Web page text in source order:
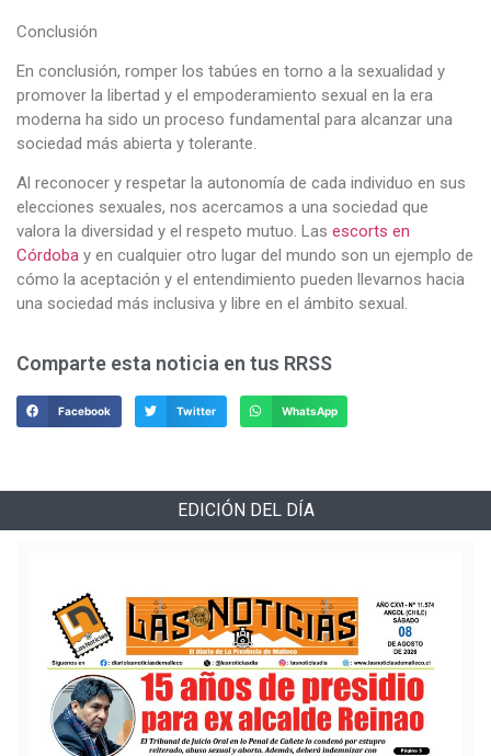
Conclusión
En conclusión, romper los tabúes en torno a la sexualidad y
promover la libertad y el empoderamiento sexual en la era
moderna ha sido un proceso fundamental para alcanzar una
sociedad más abierta y tolerante.
Al reconocer y respetar la autonomía de cada individuo en sus
elecciones sexuales, nos acercamos a una sociedad que
valora la diversidad y el respeto mutuo. Las escorts en
Córdoba y en cualquier otro lugar del mundo son un ejemplo de
cómo la aceptación y el entendimiento pueden llevarnos hacia
una sociedad más inclusiva y libre en el ámbito sexual.
Comparte esta noticia en tus RRSS
Facebook Twitter WhatsApp
EDICIÓN DEL DÍA